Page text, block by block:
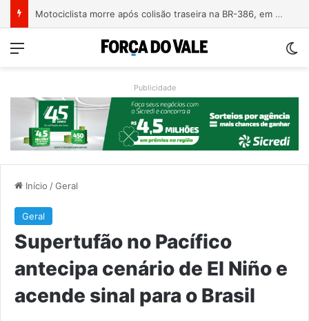
Motociclista morre após colisão traseira na BR-386, em Triunfo
Menu
Publicidade
Início /Geral
Geral
Supertufão no Pacífico
antecipa cenário de El Niño e
acende sinal para o Brasil